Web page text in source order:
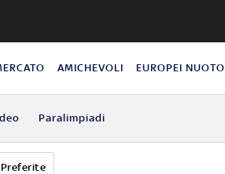
AMICHEVOLI EUROPEI NUOTO
Paralimpiadi